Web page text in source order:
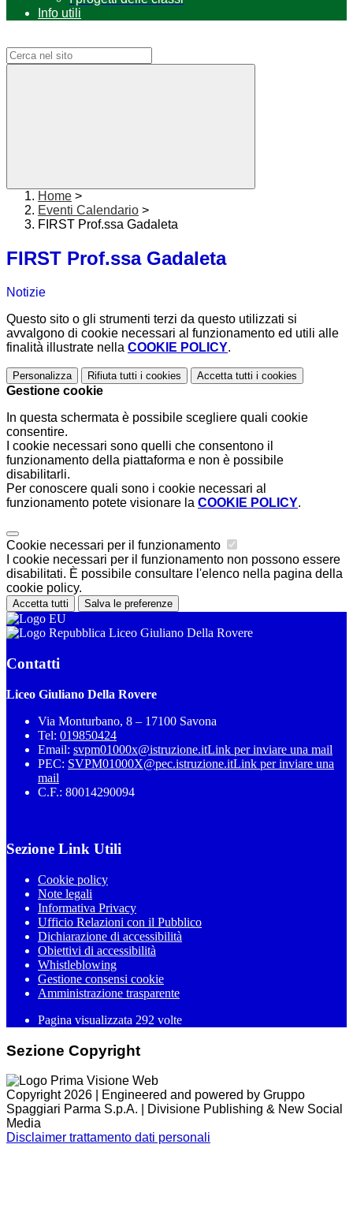
Info utili
Home >
Eventi Calendario >
FIRST Prof.ssa Gadaleta
FIRST Prof.ssa Gadaleta
Notizie
Questo sito o gli strumenti terzi da questo utilizzati si
avvalgono di cookie necessari al funzionamento ed utili alle
finalità illustrate nella COOKIE POLICY.
Personalizza Rifiuta tutti i cookies Accetta tutti i cookies
Gestione cookie
In questa schermata è possibile scegliere quali cookie
consentire.
I cookie necessari sono quelli che consentono il
funzionamento della piattaforma e non è possibile
disabilitarli.
Per conoscere quali sono i cookie necessari al
funzionamento potete visionare la COOKIE POLICY.
Cookie necessari per il funzionamento
I cookie necessari per il funzionamento non possono essere
disabilitati. È possibile consultare l'elenco nella pagina della
cookie policy.
Accetta tutti Salva le preferenze
Liceo Giuliano Della Rovere
Contatti
Liceo Giuliano Della Rovere
Via Monturbano, 8 – 17100 Savona
Tel: 019850424
Email: svpm01000x@istruzione.itLink per inviare una mail
PEC: SVPM01000X@pec.istruzione.itLink per inviare una
mail
C.F.: 80014290094
Sezione Link Utili
Cookie policy
Note legali
Informativa Privacy
Ufficio Relazioni con il Pubblico
Dichiarazione di accessibilità
Obiettivi di accessibilità
Whistleblowing
Gestione consensi cookie
Amministrazione trasparente
Pagina visualizzata 292 volte
Sezione Copyright
Copyright 2026 | Engineered and powered by Gruppo
Spaggiari Parma S.p.A. | Divisione Publishing & New Social
Media
Disclaimer trattamento dati personali